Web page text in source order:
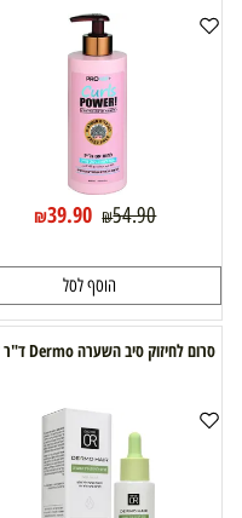
₪54.90
₪39.90
הוסף לסל
סרום לחיזוק סיב השערה Dermo ד"ר עור